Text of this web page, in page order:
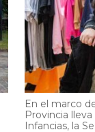
En el marco
Provincia
Infancias, la